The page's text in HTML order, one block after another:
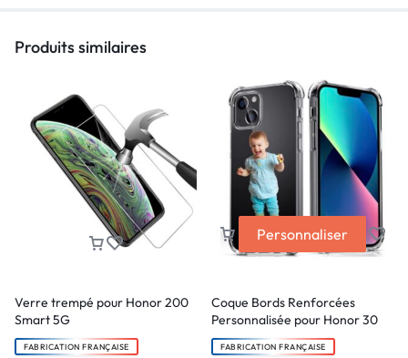
Produits similaires
Verre trempé pour Honor 200
Smart 5G
FABRICATION FRANÇAISE
Personnaliser
Coque Bords Renforcées
Personnalisée pour Honor 30
FABRICATION FRANÇAISE